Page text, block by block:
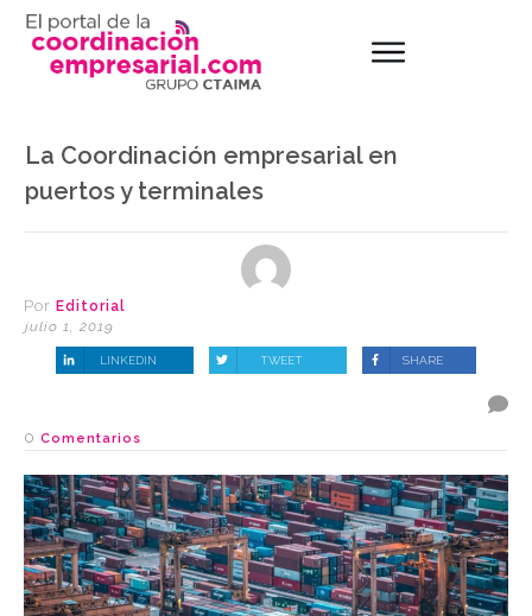
La Coordinación empresarial en
puertos y terminales
Por Editorial
julio 1, 2019
LINKEDIN TWEET SHARE
0 Comentarios